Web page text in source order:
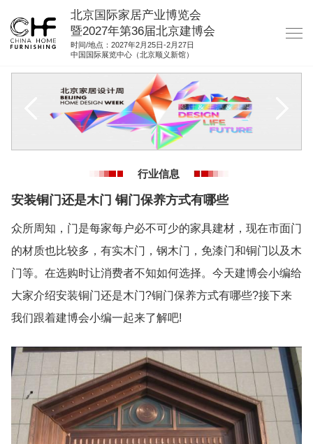
北京国际家居产业博览会
暨2027年第36届北京建博会
时间/地点：2027年2月25日-2月27日
中国国际展览中心（北京顺义新馆）
资料下载
集团展会
行业信息
安装铜门还是木门 铜门保养方式有哪些
众所周知，门是每家每户必不可少的家具建材，现在市面门
的材质也比较多，有实木门，钢木门，免漆门和铜门以及木
门等。在选购时让消费者不知如何选择。今天建博会小编给
大家介绍安装铜门还是木门?铜门保养方式有哪些?接下来
我们跟着建博会小编一起来了解吧!